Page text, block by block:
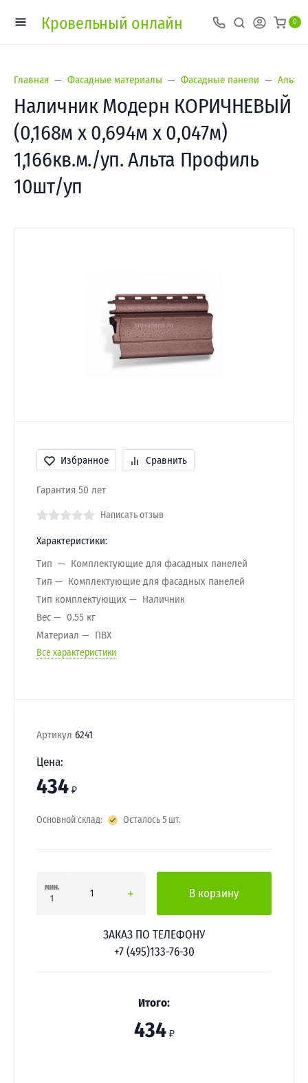
Кровельный онлайн 0
Главная Фасадные материалы Фасадные панели
Наличник Модерн КОРИЧНЕВЫЙ
(0,168м х 0,694м х 0,047м)
1,166кв.м./уп. Альта Профиль
10шт/уп
Избранное Сравнить
Гарантия 50 лет
Написать отзыв
Характеристики:
Тип
Комплектующие для фасадных панелей
Тип
Комплектующие для фасадных панелей
Тип комплектующих
Наличник
Вес
0.55 кг
Материал
ПВХ
Все характеристики
Артикул 6241
Цена:
434 ₽
Основной склад: Осталось 5 шт.
мин.
1
В корзину
ЗАКАЗ ПО ТЕЛЕФОНУ
+7 (495)133-76-30
Итого:
434 ₽